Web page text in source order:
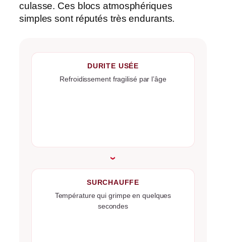
culasse. Ces blocs atmosphériques
simples sont réputés très endurants.
DURITE USÉE
Refroidissement fragilisé par l’âge
›
SURCHAUFFE
Température qui grimpe en quelques
secondes